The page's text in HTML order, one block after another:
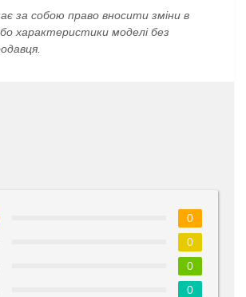
за собою право вносити зміни в
характеристики моделі без
0
0
0
0